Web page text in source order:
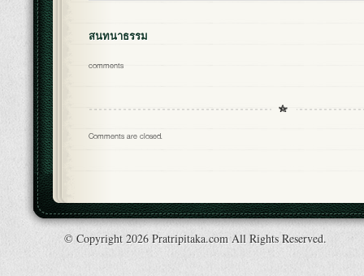
สนทนาธรรม
comments
Comments are closed.
© Copyright 2026 Pratripitaka.com All Rights Reserved.